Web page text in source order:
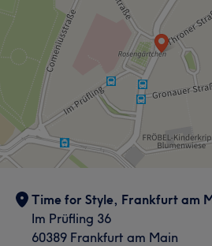
Time for Style, Frankfurt am
Im Prüfling 36
60389 Frankfurt am Main